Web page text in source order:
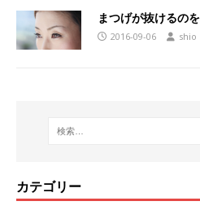
まつげが抜けるの
2016-09-06 shio
カテゴリー